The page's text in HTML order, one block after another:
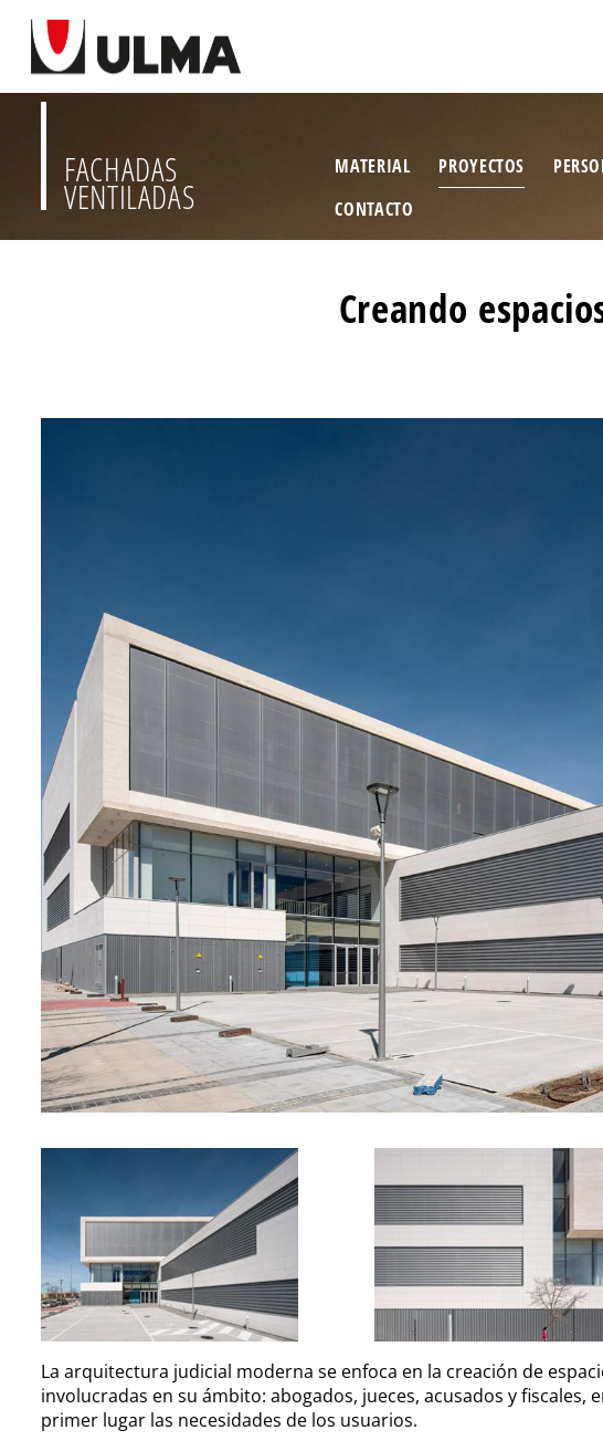
FACHADAS
VENTILADAS
MATERIAL PROYECTOS
CONTACTO
Creando
La arquitectura judicial moderna se enfoca en la creación de
involucradas en su ámbito: abogados, jueces, acusados y
primer lugar las necesidades de los usuarios.